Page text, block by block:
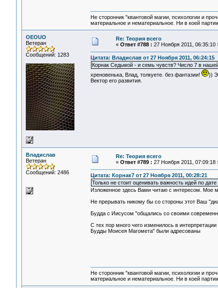
Не сторонник "квантовой магии, психологии и
материальное и нематериальное. Ни в коей
OEOUO
Ветеран
Сообщений: 1283
Re: Теория всего
« Ответ #788 : 27 Ноября 2011, 06:35:10
Цитата: Владислав от 27 Ноября 2011, 06:24:15
Корнак Седьмой - и семь чувств? Число 7 в
хреновенька, Влад, толкуете. без фантазии!
))
Вектор его развития.
Владислав
Ветеран
Сообщений: 2486
Re: Теория всего
« Ответ #789 : 27 Ноября 2011, 07:09:18
Цитата: Корнак7 от 27 Ноября 2011, 00:28:21
Только не стоит оценивать важность идей по
Изложенное здесь Вами читаю с интересом. Мое
Не прерывать никому бы со стороны этот Ваш
Будда с Иисусом "общались со своими
С тех пор много чего изменилось в
Будды Моисея Магомета" были адресованы
Не сторонник "квантовой магии, психологии и
материальное и нематериальное. Ни в коей